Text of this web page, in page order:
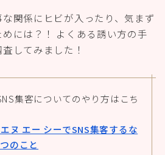
関係にヒビが入ったり、気まず
には？！ よくある誘い方の手
してみました！
集客についてのやり方はこち
ヌ エー シーでSNS集客するな
のこと